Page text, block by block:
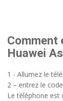
Comment
Huawei
1 - Allumez le
2 – entrez le
Le téléphone est